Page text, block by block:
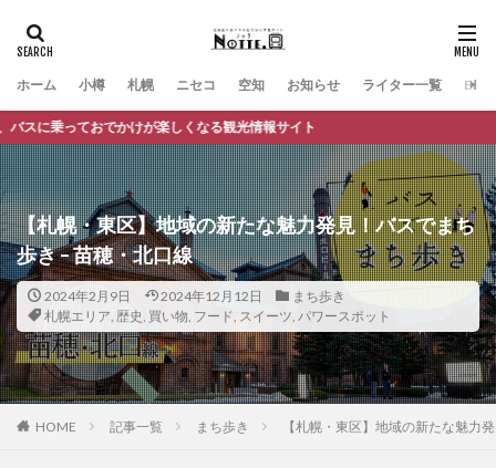
ホーム 小樽 札幌 ニセコ 空知 お知らせ ライター一覧
なる観光情報サイト
【札幌・東区】地域の新たな魅力発見！バスでまち
歩き – 苗穂・北口線
2024年2月9日 2024年12月12日
まち歩き
札幌エリア, 歴史, 買い物, フード, スイーツ, パワースポット
HOME 記事一覧 まち歩き 【札幌・東区】地域の新たな魅力